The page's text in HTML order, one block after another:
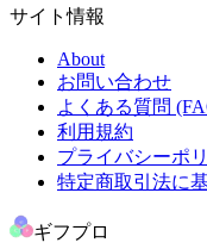
サイト情報
About
お問い合わせ
よくある質問
利用規約
プライバシーポ
特定商取引法に
ギフプロ